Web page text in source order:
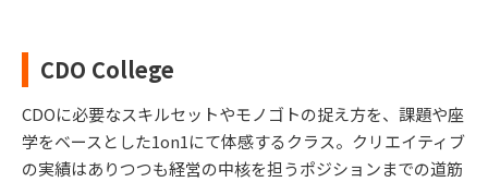
CDO College
CDOに必要なスキルセットやモノゴトの捉え方を、課題や座
学をベースとした1on1にて体感するクラス。クリエイティブ
の実績はありつつも経営の中核を担うポジションまでの道筋